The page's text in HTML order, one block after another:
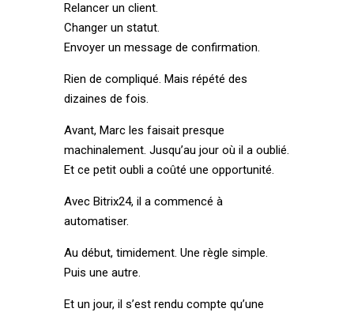
Relancer un client.
Changer un statut.
Envoyer un message de confirmation.
Rien de compliqué. Mais répété des
dizaines de fois.
Avant, Marc les faisait presque
machinalement. Jusqu’au jour où il a oublié.
Et ce petit oubli a coûté une opportunité.
Avec Bitrix24, il a commencé à
automatiser.
Au début, timidement. Une règle simple.
Puis une autre.
Et un jour, il s’est rendu compte qu’une